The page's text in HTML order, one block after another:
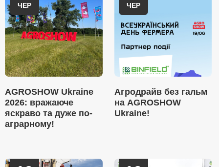
ЧЕР
AGROSHOW Ukraine
2026: вражаюче
яскраво та дуже по-
аграрному!
ЧЕР
Агродрайв без гальм
на AGROSHOW
Ukraine!